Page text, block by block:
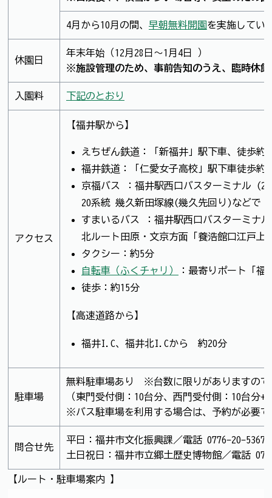
4月から10月の間、 早朝無料開園を実施してい
休園日
年末年始（12月28日～1月4日 ）
※施設管理のため、事前告知のうえ、臨時休
入園料 下記のとおり
アクセス
【福井駅から】
えちぜん鉄道：「新福井」駅下車、徒歩約
福井鉄道：「仁愛女子高校」駅下車徒歩約
京福バス ：福井駅西口バスターミナル (2)
20系統 幾久新田塚線(幾久先回り)などで
すまいるバス ：福井駅西口バスターミナ
北ルート田原・文京方面「養浩館口江戸
タクシー：約5分
自転車（ふくチャリ）
：最寄りポート「
徒歩：約15分
【高速道路から】
福井I.C、福井北I.Cから 約20分
駐車場
無料駐車場あり ※台数に限りがありますので
（東門受付側：10台分、西門受付側：10台分+
※バス駐車場を利用する場合は、予約が必要で
問合せ先
平日：福井市文化振興課／電話 0776-20-5367
土日祝日：福井市立郷土歴史博物館／電話
【ルート・駐車場案内 】